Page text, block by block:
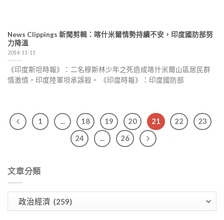
News Clippings 新聞剪輯：喀什米爾情勢持續不安，印度國防部努
力降溫
2014-11-11
《印度斯坦時報》：二名穆斯林少年之死造成喀什米爾山區居民群
情激憤，印度陸軍坦承誤殺。 《印度時報》：印度國防部
1 ... 18 19 20 21 22
23
24
... 26
文章分類